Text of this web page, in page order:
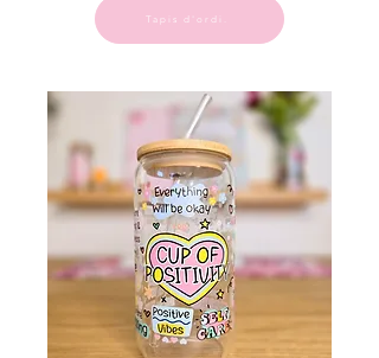
Tapis d'ordi.